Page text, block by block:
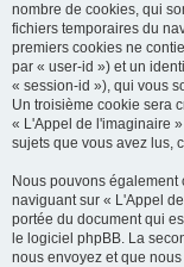
nombre de cookies, qui
fichiers temporaires du
premiers cookies ne
par « user-id ») et un
« session-id »), qui vous
Un troisième cookie sera
« L'Appel de l'imaginaire
sujets que vous avez lus,
Nous pouvons
naviguant sur « L'Appel
portée du document qui
le logiciel phpBB. La
nous envoyez et que